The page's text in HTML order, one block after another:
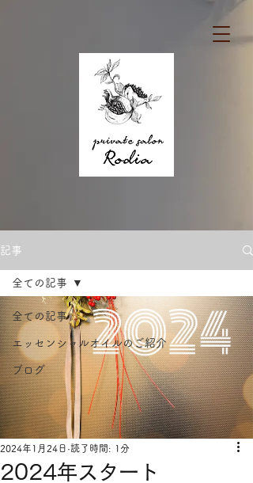
記事
全ての記事
エッセンシャルオイルのご紹介
ブログ
全ての記事
2024年スタート
2024年1月24日 読了時間: 1分